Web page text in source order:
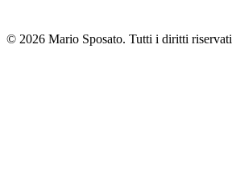
© 2026 Mario Sposato. Tutti i diritti riservati